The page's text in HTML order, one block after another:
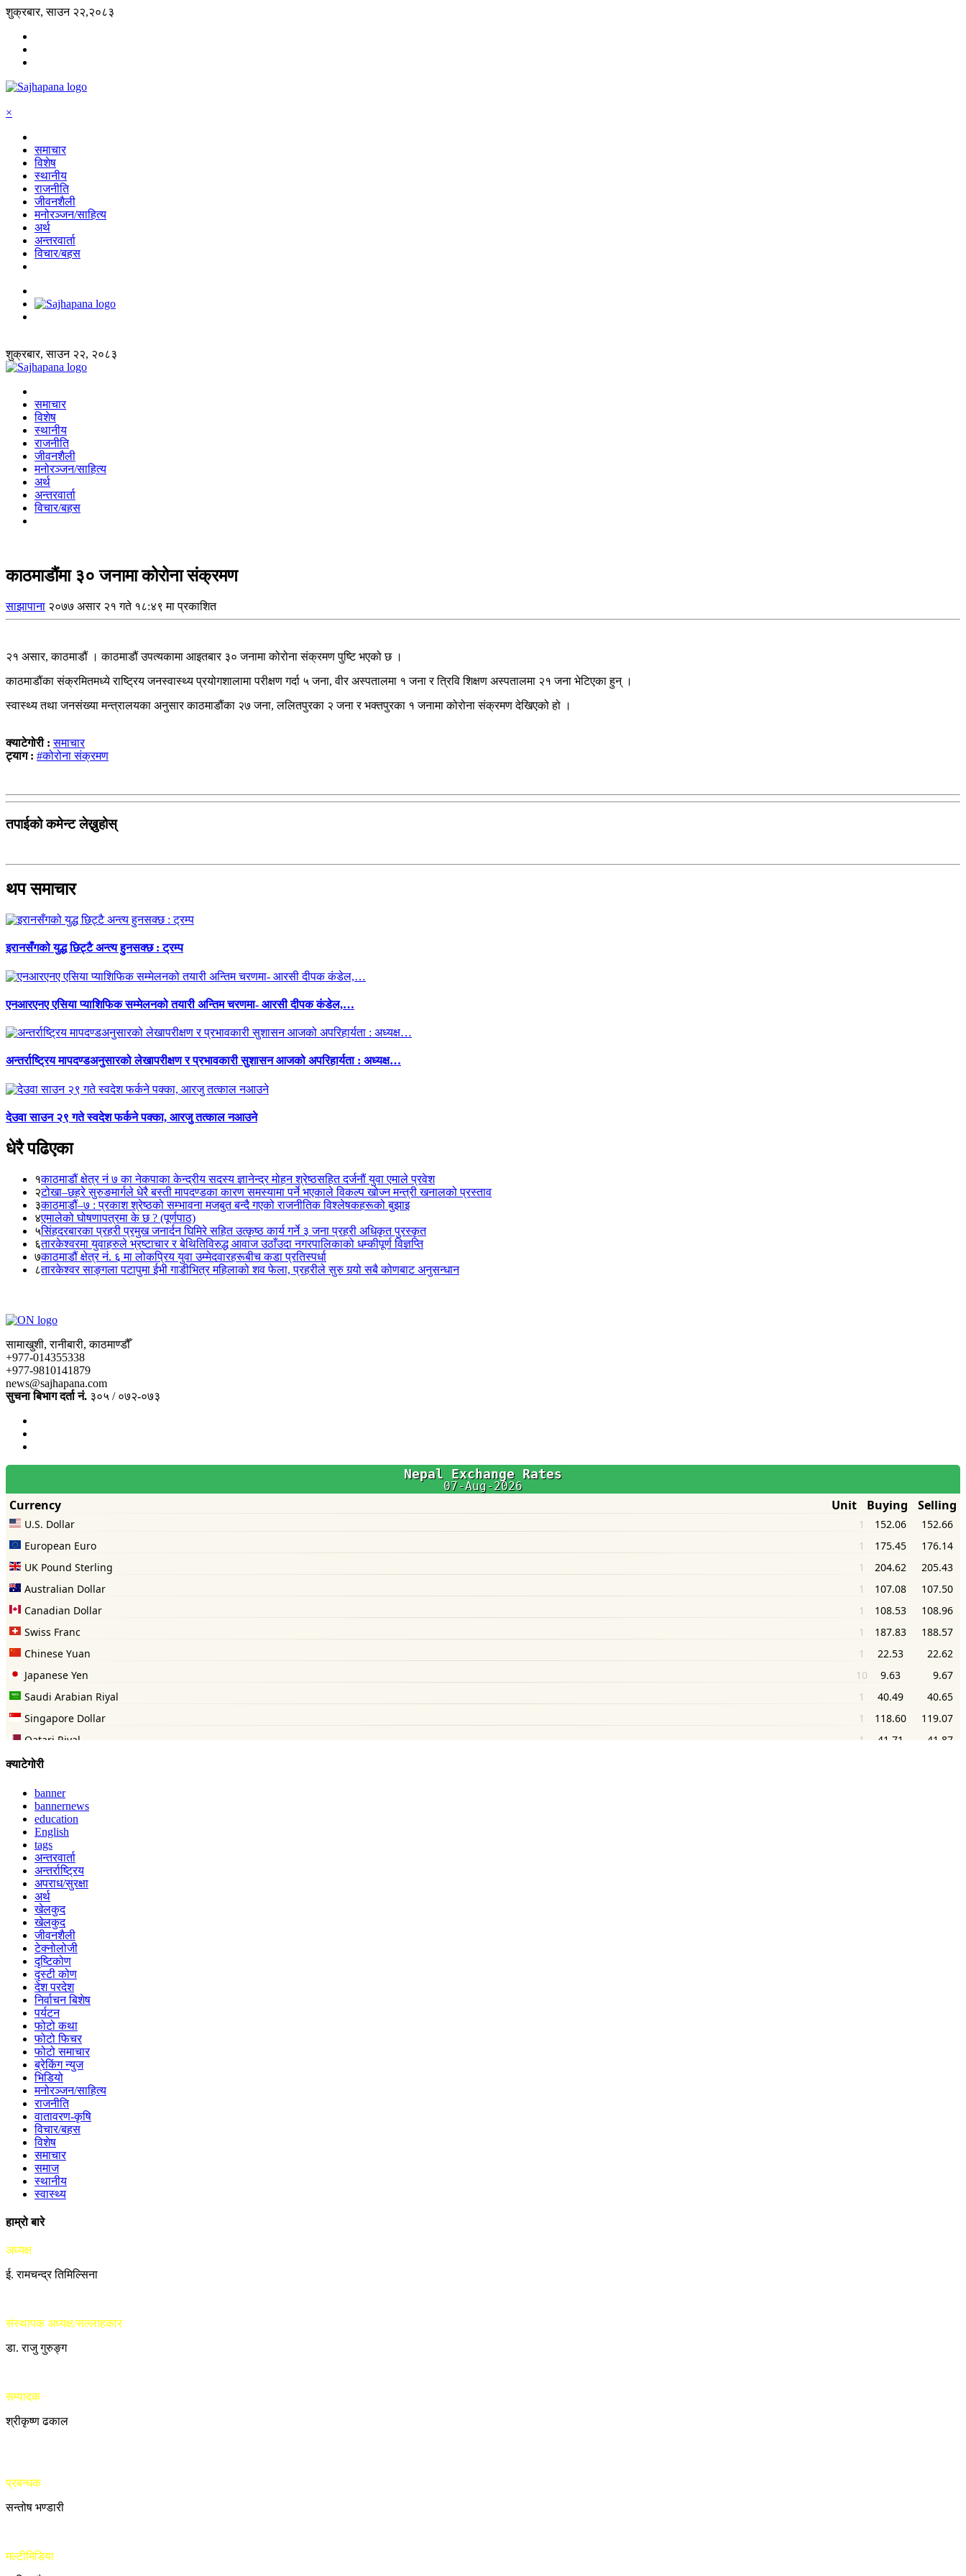
शुक्रबार, साउन २२,२०८३
×
समाचार
विशेष
स्थानीय
राजनीति
जीवनशैली
मनोरञ्जन/साहित्य
अर्थ
अन्तरवार्ता
विचार/बहस
शुक्रबार, साउन २२, २०८३
समाचार
विशेष
स्थानीय
राजनीति
जीवनशैली
मनोरञ्जन/साहित्य
अर्थ
अन्तरवार्ता
विचार/बहस
काठमाडौंमा ३० जनामा कोरोना संक्रमण
साझापाना २०७७ असार २१ गते १८:४९ मा प्रकाशित
२१ असार, काठमाडौं । काठमाडौं उपत्यकामा आइतबार ३० जनामा कोरोना संक्रमण पुष्टि भएको छ ।
काठमाडौंका संक्रमितमध्ये राष्ट्रिय जनस्वास्थ्य प्रयोगशालामा परीक्षण गर्दा ५ जना, वीर अस्पतालमा १ जना र त्रिवि शिक्षण अस्पतालमा २१ जना भेटिएका हुन् ।
स्वास्थ्य तथा जनसंख्या मन्त्रालयका अनुसार काठमाडौंका २७ जना, ललितपुरका २ जना र भक्तपुरका १ जनामा कोरोना संक्रमण देखिएको हो ।
क्याटेगोरी :समाचार
ट्याग : #कोरोना संक्रमण
तपाईको कमेन्ट लेख्नुहोस्
थप समाचार
इरानसँगको युद्ध छिट्टै अन्त्य हुनसक्छ : ट्रम्प
एनआरएनए एसिया प्याशिफिक सम्मेलनको तयारी अन्तिम चरणमा- आरसी दीपक कंडेल,…
अन्तर्राष्ट्रिय मापदण्डअनुसारको लेखापरीक्षण र प्रभावकारी सुशासन आजको अपरिहार्यता : अध्यक्ष…
देउवा साउन २९ गते स्वदेश फर्कने पक्का, आरजु तत्काल नआउने
धेरै पढिएका
१काठमाडौं क्षेत्र नं ७ का नेकपाका केन्द्रीय सदस्य ज्ञानेन्द्र मोहन श्रेष्ठसहित दर्जनौं युवा एमाले प्रवेश
२टोखा–छहरे सुरुङमार्गले धेरै बस्ती मापदण्डका कारण समस्यामा पर्ने भएकाले विकल्प खोज्न मन्त्री खनालको प्रस्ताव
३काठमाडौं–७ : प्रकाश श्रेष्ठको सम्भावना मजबुत बन्दै गएको राजनीतिक विश्लेषकहरूको बुझाइ
४एमालेको घोषणापत्रमा के छ ? (पूर्णपाठ)
५सिंहदरबारका प्रहरी प्रमुख जनार्दन घिमिरे सहित उत्कृष्ठ कार्य गर्ने ३ जना प्रहरी अधिकृत पुरस्कृत
६तारकेश्वरमा युवाहरुले भ्रष्टाचार र बेथितिविरुद्ध आवाज उठाँउदा नगरपालिकाको धम्कीपूर्ण विज्ञप्ति
७काठमाडौं क्षेत्र नं. ६ मा लोकप्रिय युवा उम्मेदवारहरूबीच कडा प्रतिस्पर्धा
८तारकेश्वर साङ्गला पटापुमा ईभी गाडीभित्र महिलाको शव फेला, प्रहरीले सुरु गर्‍यो सबै कोणबाट अनुसन्धान
सामाखुशी, रानीबारी, काठमाण्डौँ
+977-014355338
+977-9810141879
news@sajhapana.com
सुचना बिभाग दर्ता नं. ३०५ / ०७२-०७३
क्याटेगोरी
banner
bannernews
education
English
tags
अन्तरवार्ता
अन्तर्राष्ट्रिय
अपराध/सुरक्षा
अर्थ
खेलकुद
खेलकुद
जीवनशैली
टेक्नोलोजी
दृष्टिकोण
दृस्टी कोण
देश परदेश
निर्वाचन बिशेष
पर्यटन
फोटो कथा
फोटो फिचर
फोटो समाचार
ब्रेकिंग न्युज
भिडियो
मनोरञ्जन/साहित्य
राजनीति
वातावरण-कृषि
विचार/बहस
विशेष
समाचार
समाज
स्थानीय
स्वास्थ्य
हाम्रो बारे
अध्यक्ष
ई. रामचन्द्र तिमिल्सिना
संस्थापक अध्यक्ष/सल्लाहकार
डा. राजु गुरुङ्ग
सम्पादक
श्रीकृष्ण ढकाल
प्रबन्धक
सन्तोष भण्डारी
मल्टीमिडिया